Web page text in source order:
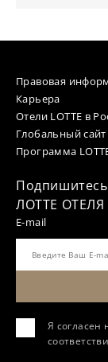
Правовая
Карьера
Отели LOTTE в
Глобальный сайт
Программа
ЛОТТЕ
E-mail
Я согласен